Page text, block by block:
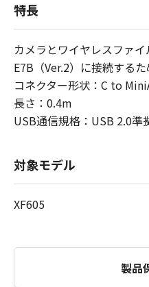
特長
カメラとワイヤレスファ
E7B（Ver.2）に接続するた
コネクター形状：C to
長さ：0.4m
USB通信規格：USB 2.0準
対象モデル
XF605
製品